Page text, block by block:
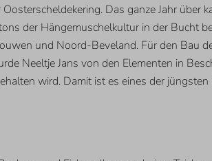
Das ganze Jahr
der Hängemuschelkultur in der Bucht
und Noord-Beveland. Für den Bau
Neeltje Jans von den Elementen in
wird. Damit ist es eines der